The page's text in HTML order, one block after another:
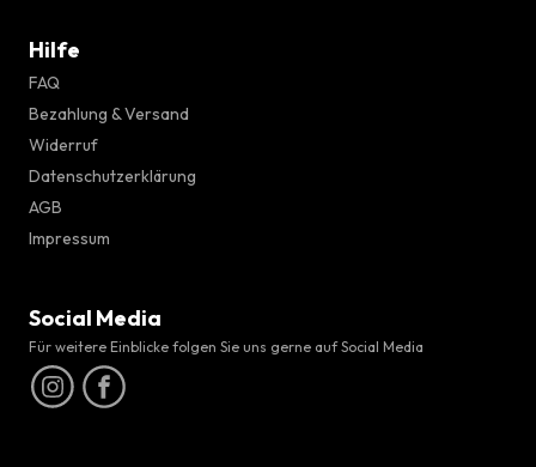
Hilfe
FAQ
Bezahlung & Versand
Widerruf
Datenschutzerklärung
AGB
Impressum
Social Media
Für weitere Einblicke folgen Sie uns gerne auf Social Media